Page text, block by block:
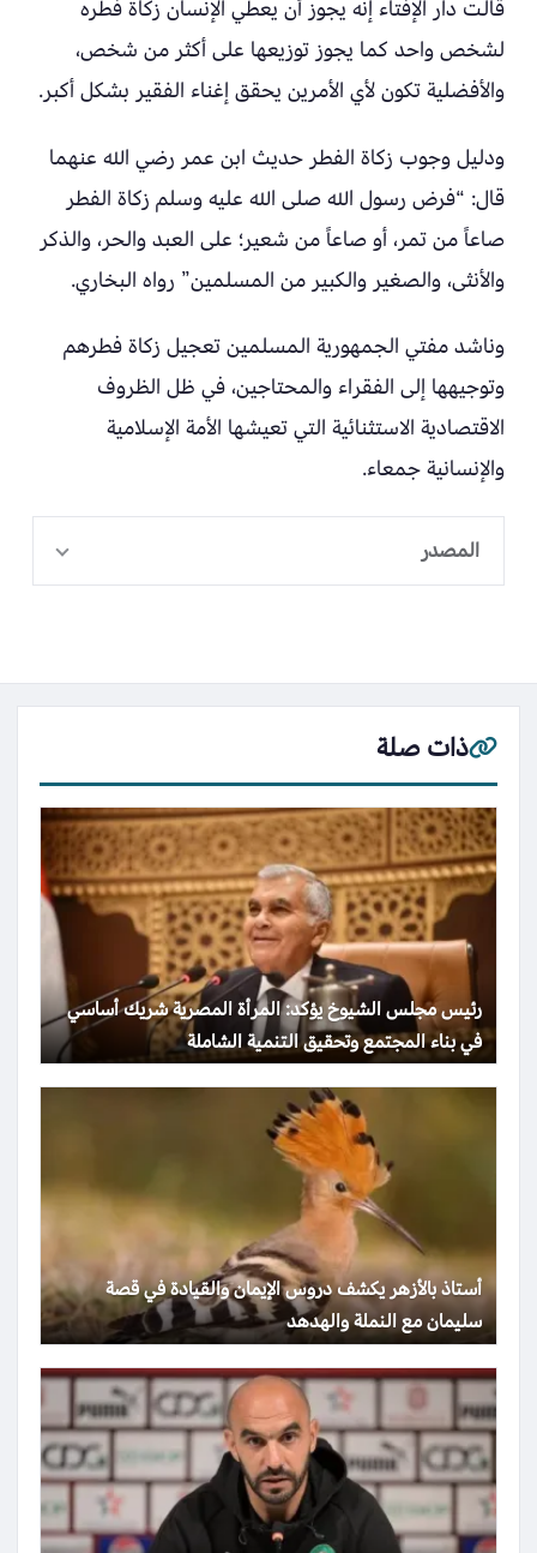
قالت دار الإفتاء إنه يجوز أن يعطي الإنسان زكاة فطره
لشخص واحد كما يجوز توزيعها على أكثر من شخص،
والأفضلية تكون لأي الأمرين يحقق إغناء الفقير بشكل أكبر.
ودليل وجوب زكاة الفطر حديث ابن عمر رضي الله عنهما
قال: “فرض رسول الله صلى الله عليه وسلم زكاة الفطر
صاعاً من تمر، أو صاعاً من شعير؛ على العبد والحر، والذكر
والأنثى، والصغير والكبير من المسلمين” رواه البخاري.
وناشد مفتي الجمهورية المسلمين تعجيل زكاة فطرهم
وتوجيهها إلى الفقراء والمحتاجين، في ظل الظروف
الاقتصادية الاستثنائية التي تعيشها الأمة الإسلامية
والإنسانية جمعاء.
المصدر
ذات صلة
رئيس مجلس الشيوخ يؤكد: المرأة المصرية شريك أساسي
في بناء المجتمع وتحقيق التنمية الشاملة
أستاذ بالأزهر يكشف دروس الإيمان والقيادة في قصة
سليمان مع النملة والهدهد